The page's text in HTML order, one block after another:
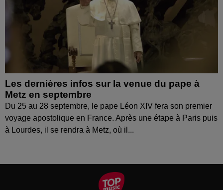
Les dernières infos sur la venue du pape à
Metz en septembre
Du 25 au 28 septembre, le pape Léon XIV fera son premier
voyage apostolique en France. Après une étape à Paris puis
à Lourdes, il se rendra à Metz, où il...